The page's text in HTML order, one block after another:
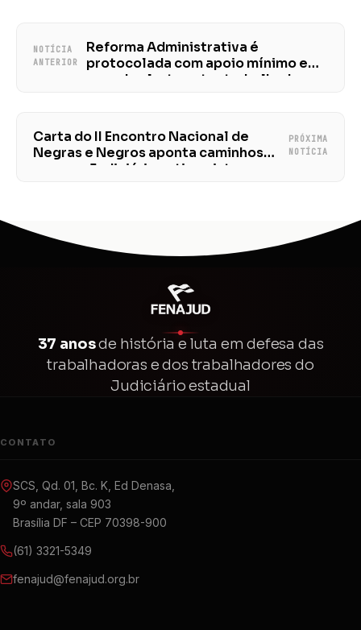
NOTÍCIA
ANTERIOR
Reforma Administrativa é
protocolada com apoio mínimo e
acende alerta entre trabalhadoras
Carta do II Encontro Nacional de
Negras e Negros aponta caminhos
para um Judiciário antirracista e
PRÓXIMA
NOTÍCIA
37 anosde história e luta em defesa das
trabalhadoras e dos trabalhadores do
Judiciário estadual
CONTATO
SCS, Qd. 01, Bc. K, Ed Denasa,
9º andar, sala 903
Brasília DF – CEP 70398-900
(61) 3321-5349
fenajud@fenajud.org.br